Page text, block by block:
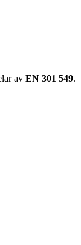
av EN 301 549.